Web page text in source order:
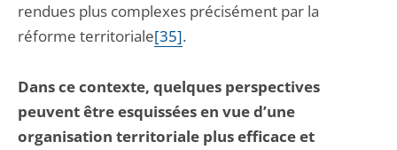
rendues plus complexes précisément par la
réforme territoriale[35].
Dans ce contexte, quelques perspectives
peuvent être esquissées en vue d’une
organisation territoriale plus efficace et